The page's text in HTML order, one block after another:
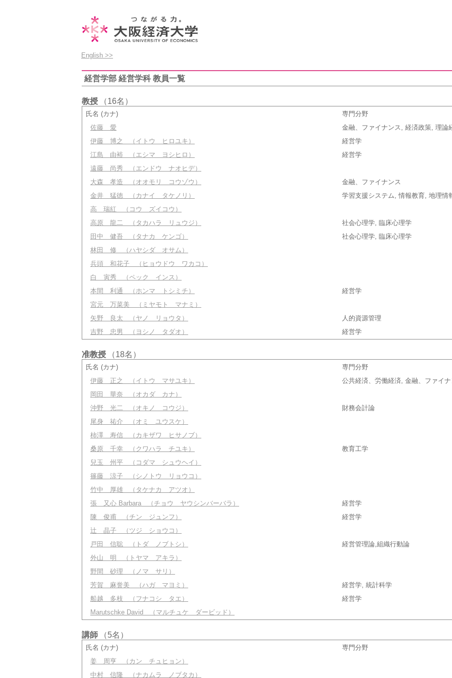
English >>
経営学部 経営学科 教員一覧
教授 （16名）
氏名 (カナ)
専門分野
佐藤 愛
金融、ファイナンス, 経済政策, 理論
伊藤 博之
（イトウ ヒロユキ）
経営学
江島 由裕 （エシマ ヨシヒロ）
経営学
遠藤 尚秀 （エンドウ ナオヒデ）
大森 孝造 （オオモリ コウゾウ）
金融、ファイナンス
金井 猛徳 （カナイ タケノリ）
学習支援システム, 情報教育, 地理情
高 瑞紅 （コウ ズイコウ）
高原 龍二 （タカハラ リュウジ）
社会心理学, 臨床心理学
田中 健吾 （タナカ ケンゴ）
社会心理学, 臨床心理学
林田 修 （ハヤシダ オサム）
兵頭 和花子 （ヒョウドウ ワカコ）
白 寅秀 （ペック インス）
本間 利通
（ホンマ トシミチ）
経営学
宮元 万菜美 （ミヤモト マナミ）
矢野 良太 （ヤノ リョウタ）
人的資源管理
吉野 忠男
（ヨシノ タダオ） 経営学
准教授 （18名）
氏名 (カナ)
専門分野
伊藤 正之
（イトウ マサユキ）
公共経済、労働経済, 金融、ファイ
岡田 華奈 （オカダ カナ）
沖野 光二 （オキノ コウジ）
財務会計論
尾身 祐介 （オミ ユウスケ）
柿澤 寿信 （カキザワ ヒサノブ）
桑原 千幸 （クワハラ チユキ）
教育工学
兒玉 州平 （コダマ シュウヘイ）
篠藤 涼子 （シノトウ リョウコ）
竹中 厚雄 （タケナカ アツオ）
張 又心 Barbara （チョウ ヤウシンバーバラ）
経営学
陳 俊甫 （チン ジュンフ）
経営学
辻 晶子 （ツジ ショウコ）
戸田 信聡 （トダ ノブトシ）
経営管理論,組織行動論
外山 明
（トヤマ アキラ）
野間 砂理 （ノマ サリ）
芳賀 麻誉美 （ハガ マヨミ）
経営学, 統計科学
船越 多枝 （フナコシ タエ）
経営学
Marutschke David （マルチュケ ダービッド）
講師 （5名）
氏名 (カナ)
専門分野
姜 周亨 （カン チュヒョン）
中村 信隆 （ナカムラ ノブタカ）